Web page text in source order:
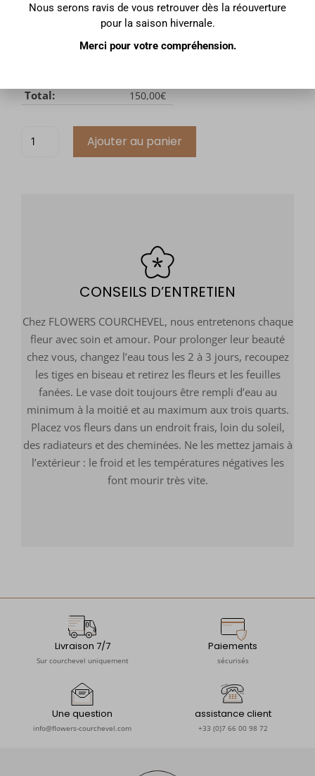
PHOTO DU BOUQUET
Total: 150,00€
Ajouter au panier
CONSEILS D’ENTRETIEN
Chez FLOWERS COURCHEVEL, nous entretenons chaque
fleur avec soin et amour. Pour prolonger leur beauté
chez vous, changez l’eau tous les 2 à 3 jours, recoupez
les tiges en biseau et retirez les fleurs et les feuilles
fanées. Le vase doit toujours être rempli d’eau au
minimum à la moitié et au maximum aux trois quarts.
Placez vos fleurs dans un endroit frais, loin du soleil,
des radiateurs et des cheminées. Ne les mettez jamais à
l’extérieur : le froid et les températures négatives les
font mourir très vite.
Livraison 7/7
Sur courchevel uniquement
Paiements
sécurisés
Une question
info@flowers-courchevel.com
assistance client
+33 (0)7 66 00 98 72
Nous serons ravis de vous retrouver dès la réouverture
pour la saison hivernale.
Merci pour votre compréhension.